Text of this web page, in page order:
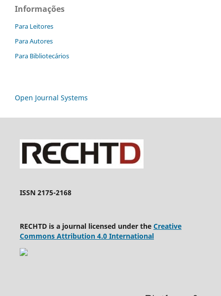
Informações
Para Leitores
Para Autores
Para Bibliotecários
Open Journal Systems
ISSN 2175-2168
RECHTD is a journal licensed under the Creative
Commons Attribution 4.0 International